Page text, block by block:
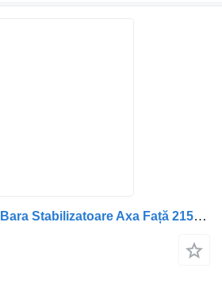
Barra stabilizzatrice Bara Stabilizatoare Axa Față 21573685 per camion Volvo Vehicule Volvo